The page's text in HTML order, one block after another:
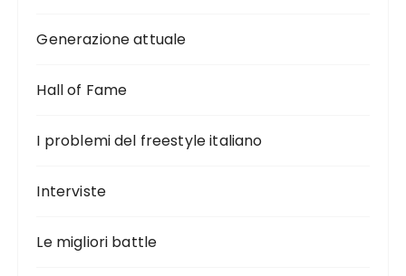
Generazione attuale
Hall of Fame
I problemi del freestyle italiano
Interviste
Le migliori battle